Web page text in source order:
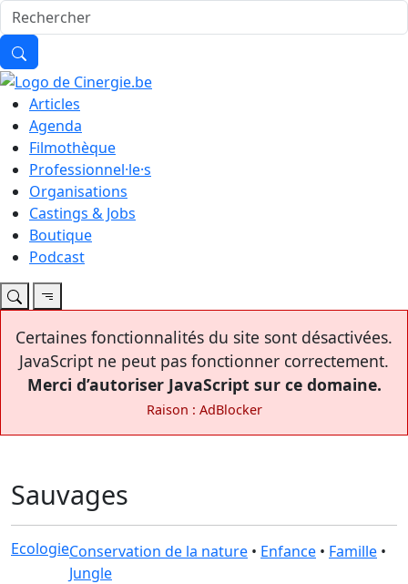
Articles
Agenda
Filmothèque
Professionnel·le·s
Organisations
Castings & Jobs
Boutique
Podcast
Certaines fonctionnalités du site sont désactivées.
JavaScript ne peut pas fonctionner correctement.
Merci d’autoriser JavaScript sur ce domaine.
Raison : AdBlocker
Sauvages
EcologieConservation de la nature • Enfance • Famille •
Jungle